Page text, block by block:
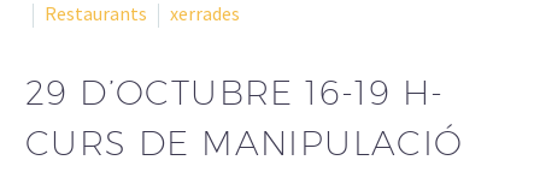
Restaurants
xerrades
29 D’OCTUBRE 16-19 H-
CURS DE MANIPULACIÓ